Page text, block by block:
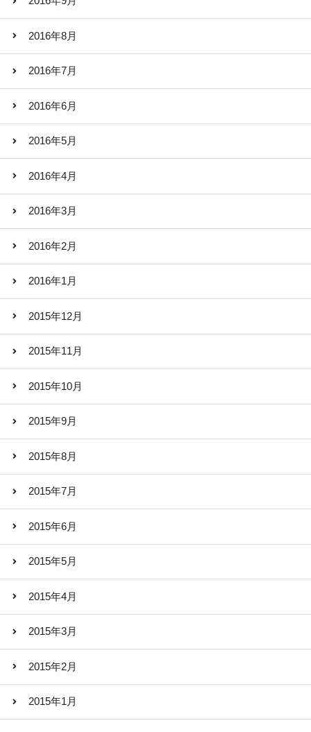
2016年8月
2016年7月
2016年6月
2016年5月
2016年4月
2016年3月
2016年2月
2016年1月
2015年12月
2015年11月
2015年10月
2015年9月
2015年8月
2015年7月
2015年6月
2015年5月
2015年4月
2015年3月
2015年2月
2015年1月